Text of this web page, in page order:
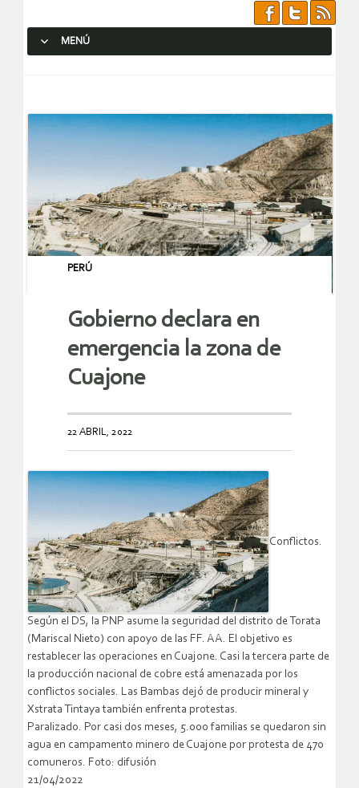
MENÚ
PERÚ
Gobierno declara en
emergencia la zona de
Cuajone
22 ABRIL, 2022
Conflictos.
Según el DS, la PNP asume la seguridad del distrito de Torata
(Mariscal Nieto) con apoyo de las FF. AA. El objetivo es
restablecer las operaciones en Cuajone. Casi la tercera parte de
la producción nacional de cobre está amenazada por los
conflictos sociales. Las Bambas dejó de producir mineral y
Xstrata Tintaya también enfrenta protestas.
Paralizado. Por casi dos meses, 5.000 familias se quedaron sin
agua en campamento minero de Cuajone por protesta de 470
comuneros. Foto: difusión
21/04/2022